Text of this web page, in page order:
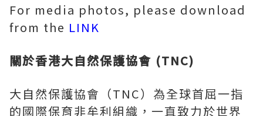
For media photos, please download
from the LINK
關於香港大自然保護協會 (TNC)
大自然保護協會（TNC）為全球首屈一指
的國際保育非牟利組織，一直致力於世界